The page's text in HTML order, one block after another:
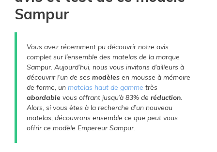
Sampur
Vous avez récemment pu découvrir notre avis
complet sur l’ensemble des matelas de la marque
Sampur. Aujourd’hui, nous vous invitons d’ailleurs à
découvrir l’un de ses modèles en mousse à mémoire
de forme, un matelas haut de gamme très
abordable vous offrant jusqu’à 83% de réduction.
Alors, si vous êtes à la recherche d’un nouveau
matelas, découvrons ensemble ce que peut vous
offrir ce modèle Empereur Sampur.